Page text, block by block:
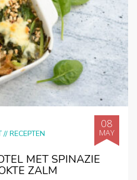
//RECEPTEN
08
MAY
MET SPINAZIE
ZALM